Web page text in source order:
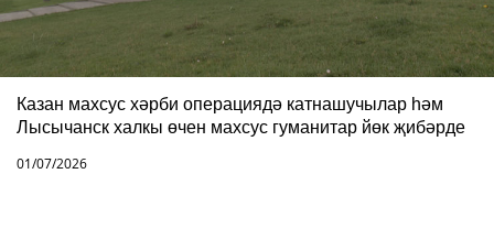
Казан махсус хәрби операциядә катнашучылар һәм
Лысычанск халкы өчен махсус гуманитар йөк җибәрде
01/07/2026